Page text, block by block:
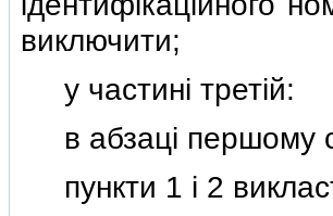
виключити;
у частинi третiй:
в абзацi першому
пункти 1 i 2